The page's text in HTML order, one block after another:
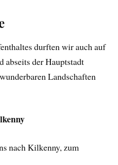
durften wir auch auf
abseits der Hauptstadt
Landschaften
nach Kilkenny, zum